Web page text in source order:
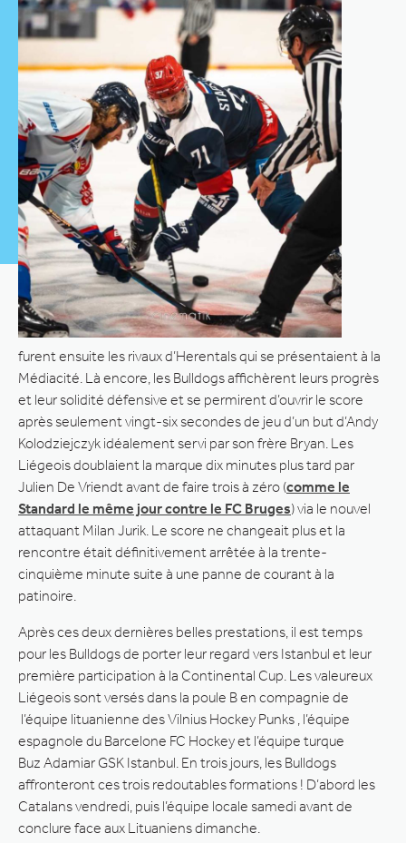
furent ensuite les rivaux d’Herentals qui se présentaient à la
Médiacité. Là encore, les Bulldogs affichèrent leurs progrès
et leur solidité défensive et se permirent d’ouvrir le score
après seulement vingt-six secondes de jeu d’un but d’Andy
Kolodziejczyk idéalement servi par son frère Bryan. Les
Liégeois doublaient la marque dix minutes plus tard par
Julien De Vriendt avant de faire trois à zéro (comme le
Standard le même jour contre le FC Bruges) via le nouvel
attaquant Milan Jurik. Le score ne changeait plus et la
rencontre était définitivement arrêtée à la trente-
cinquième minute suite à une panne de courant à la
patinoire.
Après ces deux dernières belles prestations, il est temps
pour les Bulldogs de porter leur regard vers Istanbul et leur
première participation à la Continental Cup. Les valeureux
Liégeois sont versés dans la poule B en compagnie de
l’équipe lituanienne des Vilnius Hockey Punks , l’équipe
espagnole du Barcelone FC Hockey et l’équipe turque
Buz Adamiar GSK Istanbul. En trois jours, les Bulldogs
affronteront ces trois redoutables formations ! D’abord les
Catalans vendredi, puis l’équipe locale samedi avant de
conclure face aux Lituaniens dimanche.